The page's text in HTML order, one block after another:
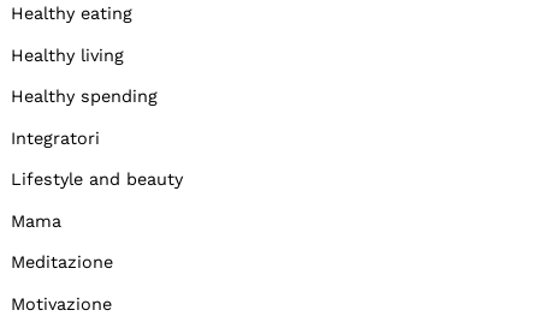
Healthy eating
Healthy living
Healthy spending
Integratori
Lifestyle and beauty
Mama
Meditazione
Motivazione